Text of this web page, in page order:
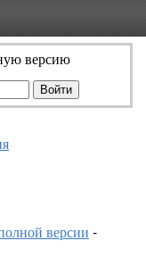
версию
версии -